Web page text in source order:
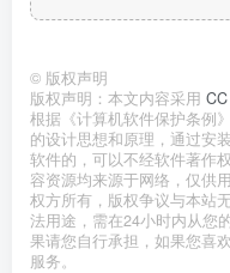
© 版权声明
版权声明：本文内容采用
根据《计算机软件保护条例
的设计思想和原理，通过安
软件的，可以不经软件著作
容资源均来源于网络，仅供
权方所有，版权争议与本站
法用途，需在24小时内从您
果请您自行承担，如果您喜
服务。